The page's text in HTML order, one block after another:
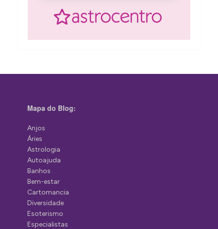
Mapa do Blog:
Anjos
Áries
Astrologia
Autoajuda
Banhos
Bem-estar
Cartomancia
Diversidade
Esoterismo
Especialistas